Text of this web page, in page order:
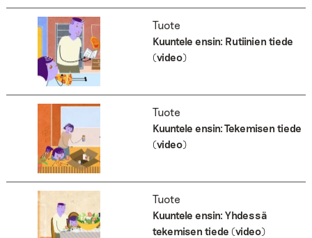
Tuote
Kuuntele ensin: Rutiinien tiede
(video)
Tuote
Kuuntele ensin: Tekemisen tiede
(video)
Tuote
Kuuntele ensin: Yhdessä
tekemisen tiede (video)